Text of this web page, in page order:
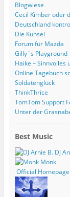
Blogwiese
Cecil Kimber oder
Deutschland
Die Kuhsel
Forum für Mazda
Gilly´s Playground
Haike – Sinnvolles
Online Tagebuch
Soldatenglück
ThinkThrice
TomTom Support
Unter der
Best Music
DJ
Monk
Official